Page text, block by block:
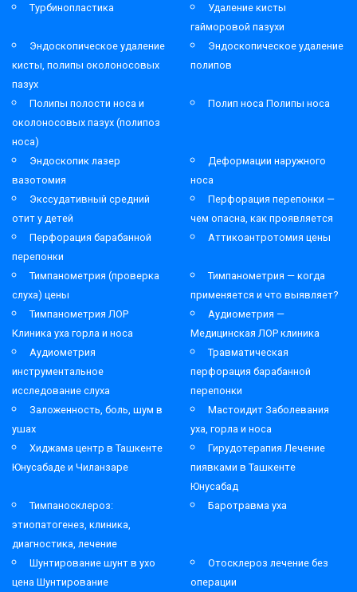
Турбинопластика
Удаление кисты
гайморовой пазухи
Эндоскопическое удаление
кисты, полипы околоносовых
пазух
Эндоскопическое удаление
полипов
Полипы полости носа и
околоносовых пазух (полипоз
носа)
Полип носа Полипы носа
Эндоскопик лазер
вазотомия
Деформации наружного
носа
Экссудативный средний
отит у детей
Перфорация перепонки —
чем опасна, как проявляется
Перфорация барабанной
перепонки
Аттикоантротомия цены
Тимпанометрия (проверка
слуха) цены
Тимпанометрия — когда
применяется и что выявляет?
Тимпанометрия ЛОР
Клиника уха горла и носа
Аудиометрия —
Медицинская ЛОР клиника
Аудиометрия
инструментальное
исследование слуха
Травматическая
перфорация барабанной
перепонки
Заложенность, боль, шум в
ушах
Мастоидит Заболевания
уха, горла и носа
Хиджама центр в Ташкенте
Юнусабаде и Чиланзаре
Гирудотерапия Лечение
пиявками в Ташкенте
Юнусабад
Тимпаносклероз:
этиопатогенез, клиника,
диагностика, лечение
Баротравма уха
Шунтирование шунт в ухо
цена Шунтирование
Отосклероз лечение без
операции